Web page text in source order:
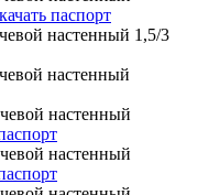
паспорт
настенный 1,5/3
настенный
настенный
настенный